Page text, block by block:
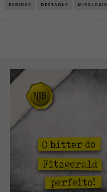
BEBIDAS DESTAQUE MIXOLOGIA